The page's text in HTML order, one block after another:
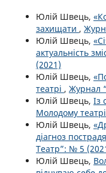
Юлій Швець,
захищати ,
Юлій Швець,
актуальність
(2021)
Юлій Швець,
театрі , Журнал
Юлій Швець, Із
Молодому театрі
Юлій Швець,
діагноз
Театр”: № 5
Юлій Швець,